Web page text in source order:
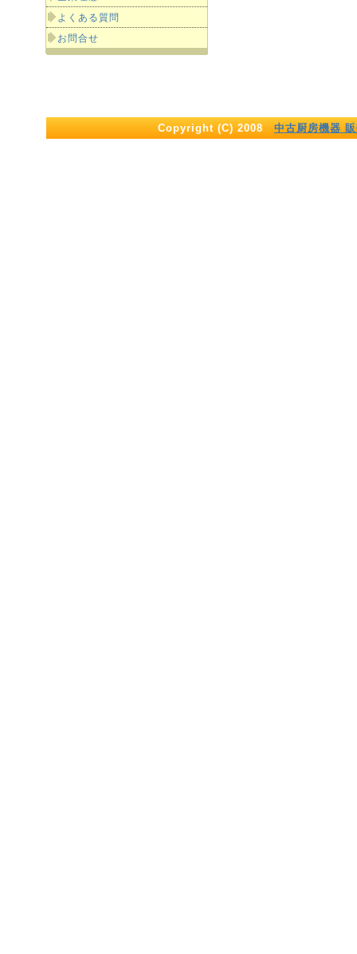
よくある質問
お問合せ
Copyright (C) 2008 中古厨房機器